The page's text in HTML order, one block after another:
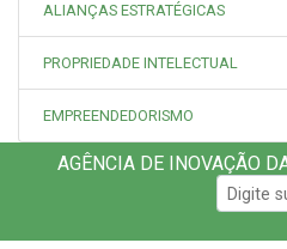
ALIANÇAS ESTRATÉGICAS
PROPRIEDADE INTELECTUAL
EMPREENDEDORISMO
AGÊNCIA DE INOVAÇÃO